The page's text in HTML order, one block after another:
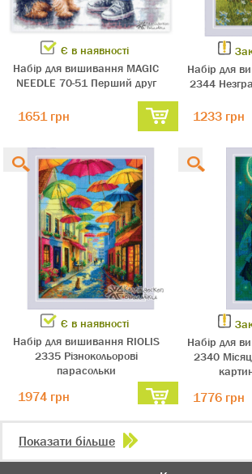
Є в наявності
Набір для вишивання MAGIC
NEEDLE 70-51 Перший друг
1651 грн
Набір для
2344
1233 грн
Є в наявності
Набір для вишивання RIOLIS
2335 Різнокольорові
парасольки
1974 грн
Набір для
2340
1776 грн
Показати більше